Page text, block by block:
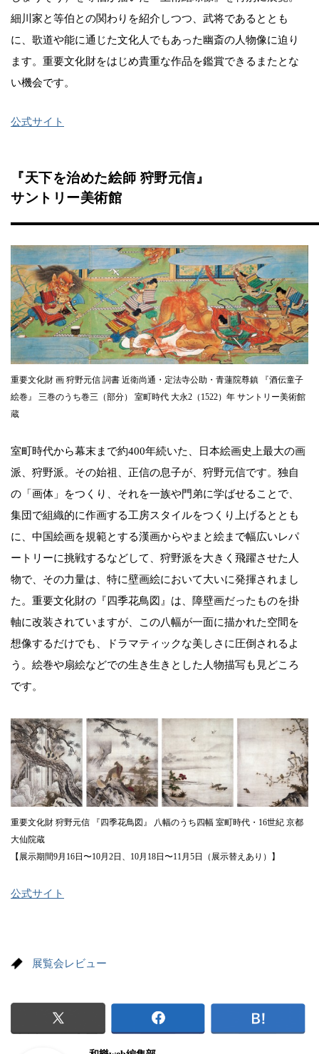
細川家と等伯との関わりを紹介しつつ、武将であるととも
に、歌道や能に通じた文化人でもあった幽斎の人物像に迫り
ます。重要文化財をはじめ貴重な作品を鑑賞できるまたとな
い機会です。
公式サイト
『天下を治めた絵師 狩野元信』
サントリー美術館
重要文化財 画 狩野元信 詞書 近衛尚通・定法寺公助・青蓮院尊鎮 『酒伝童子
絵巻』 三巻のうち巻三（部分） 室町時代 大永2（1522）年 サントリー美術館
蔵
室町時代から幕末まで約400年続いた、日本絵画史上最大の画
派、狩野派。その始祖、正信の息子が、狩野元信です。独自
の「画体」をつくり、それを一族や門弟に学ばせることで、
集団で組織的に作画する工房スタイルをつくり上げるととも
に、中国絵画を規範とする漢画からやまと絵まで幅広いレパ
ートリーに挑戦するなどして、狩野派を大きく飛躍させた人
物で、その力量は、特に壁画絵において大いに発揮されまし
た。重要文化財の『四季花鳥図』は、障壁画だったものを掛
軸に改装されていますが、この八幅が一面に描かれた空間を
想像するだけでも、ドラマティックな美しさに圧倒されるよ
う。絵巻や扇絵などでの生き生きとした人物描写も見どころ
です。
重要文化財 狩野元信 『四季花鳥図』 八幅のうち四幅 室町時代・16世紀 京都
大仙院蔵
【展示期間9月16日〜10月2日、10月18日〜11月5日（展示替えあり）】
公式サイト
展覧会レビュー